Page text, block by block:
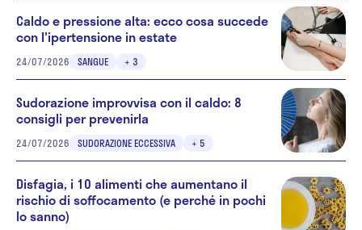
Caldo e pressione alta: ecco cosa succede
con l'ipertensione in estate
24/07/2026 SANGUE + 3
Sudorazione improvvisa con il caldo: 8
consigli per prevenirla
24/07/2026 SUDORAZIONE ECCESSIVA + 5
Disfagia, i 10 alimenti che aumentano il
rischio di soffocamento (e perché in pochi
lo sanno)